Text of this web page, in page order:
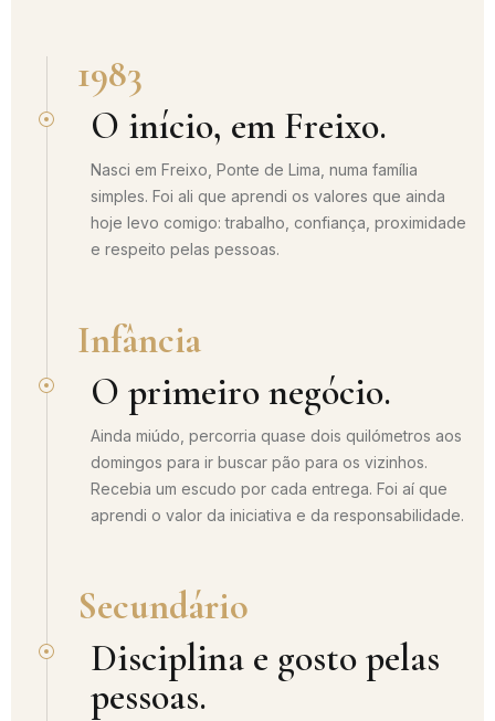
1983
O início, em Freixo.
Nasci em Freixo, Ponte de Lima, numa família
simples. Foi ali que aprendi os valores que ainda
hoje levo comigo: trabalho, confiança, proximidade
e respeito pelas pessoas.
Infância
O primeiro negócio.
Ainda miúdo, percorria quase dois quilómetros aos
domingos para ir buscar pão para os vizinhos.
Recebia um escudo por cada entrega. Foi aí que
aprendi o valor da iniciativa e da responsabilidade.
Secundário
Disciplina e gosto pelas
pessoas.